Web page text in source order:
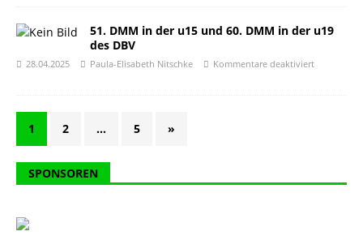
51. DMM in der u15 und 60. DMM in der u19
des DBV
28.04.2025 Paula-Elisabeth Nitschke Kommentare deaktiviert
1 2 … 5 »
SPONSOREN